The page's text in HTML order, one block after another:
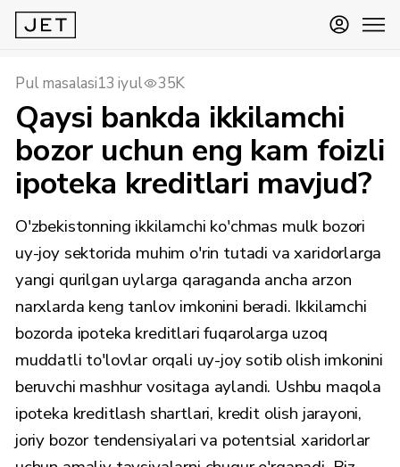
Pul masalasi13 iyul 35K
Qaysi bankda ikkilamchi
bozor uchun eng kam foizli
ipoteka kreditlari mavjud?
O'zbekistonning ikkilamchi ko'chmas mulk bozori
uy-joy sektorida muhim o'rin tutadi va xaridorlarga
yangi qurilgan uylarga qaraganda ancha arzon
narxlarda keng tanlov imkonini beradi. Ikkilamchi
bozorda ipoteka kreditlari fuqarolarga uzoq
muddatli to'lovlar orqali uy-joy sotib olish imkonini
beruvchi mashhur vositaga aylandi. Ushbu maqola
ipoteka kreditlash shartlari, kredit olish jarayoni,
joriy bozor tendensiyalari va potentsial xaridorlar